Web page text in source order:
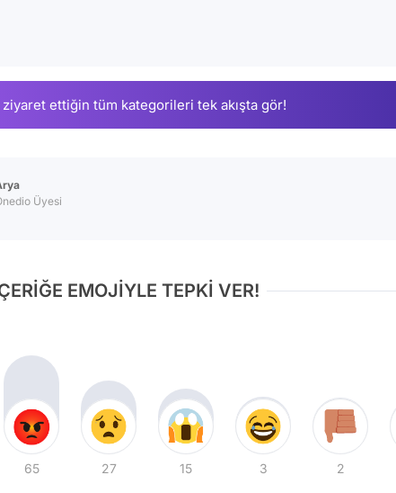
ziyaret ettiğin tüm kategorileri tek akışta gör!
Üyesi
EMOJİYLE TEPKİ VER!
65 27 15 3 2